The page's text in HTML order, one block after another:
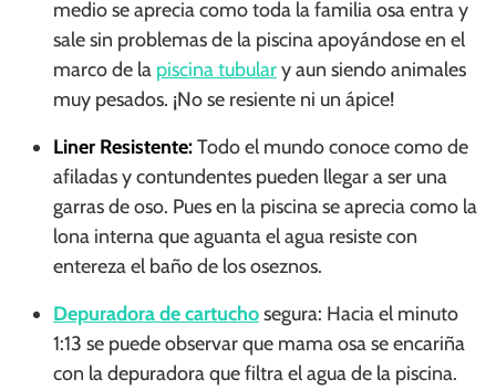
medio se aprecia como toda la familia osa entra y
sale sin problemas de la piscina apoyándose en el
marco de la piscina tubulary aun siendo animales
muy pesados. ¡No se resiente ni un ápice!
Liner Resistente:Todo el mundo conoce como de
afiladas y contundentes pueden llegar a ser una
garras de oso. Pues en la piscina se aprecia como la
lona interna que aguanta el agua resiste con
entereza el baño de los oseznos.
Depuradora de cartuchosegura: Hacia el minuto
1:13 se puede observar que mama osa se encariña
con la depuradora que filtra el agua de la piscina.